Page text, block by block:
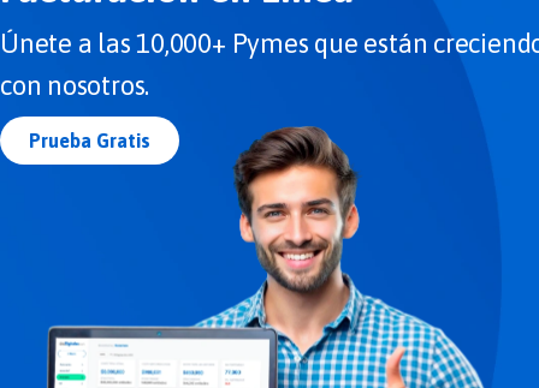
Únete a las 10,000+ Pymes que están
con nosotros.
Prueba Gratis